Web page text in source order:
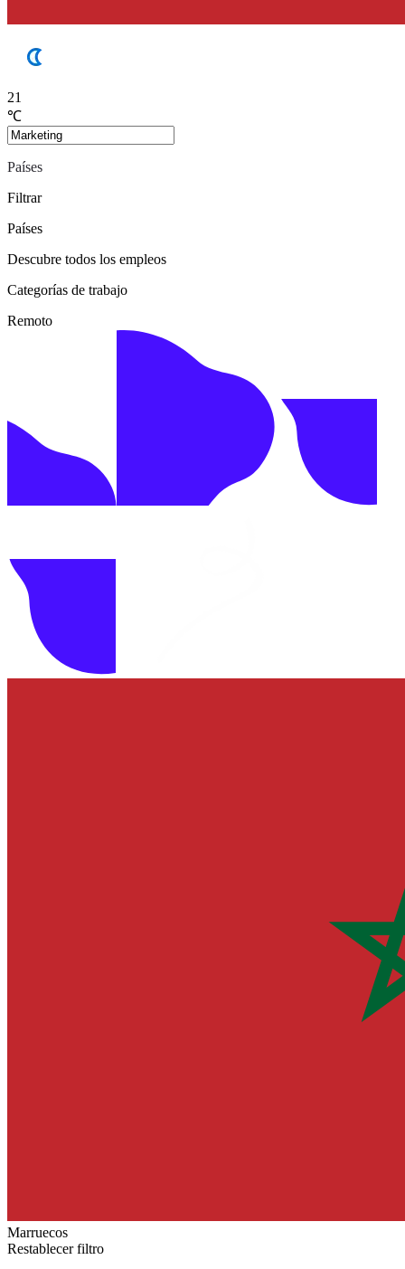
21
℃
Países
Filtrar
Países
Descubre todos los empleos
Categorías de trabajo
Remoto
Marruecos
Restablecer filtro